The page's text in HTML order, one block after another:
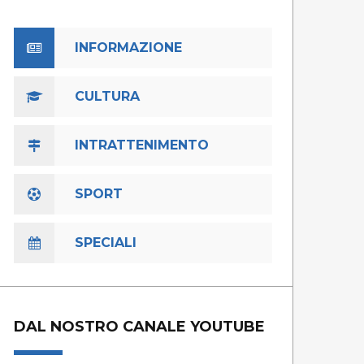
INFORMAZIONE
CULTURA
INTRATTENIMENTO
SPORT
SPECIALI
DAL NOSTRO CANALE YOUTUBE